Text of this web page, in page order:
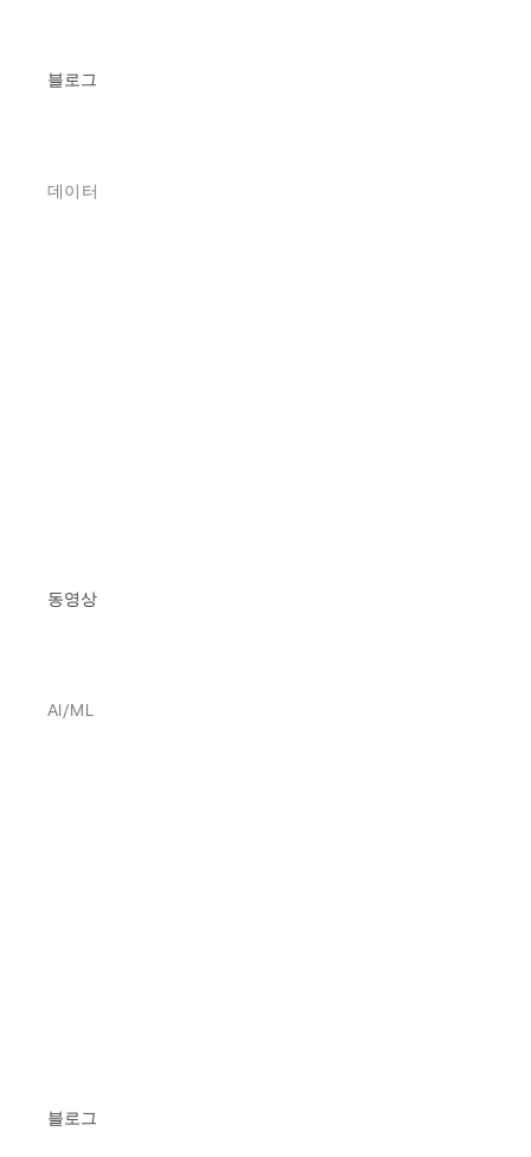
블로그
데이터
동영상
AI/ML
블로그